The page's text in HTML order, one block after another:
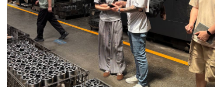
Временное хранение
Организация производства
Проверка качества товара
Оплата и переговоры
с поставщиком
Инспекция поставщика
Товары для маркетплейсов